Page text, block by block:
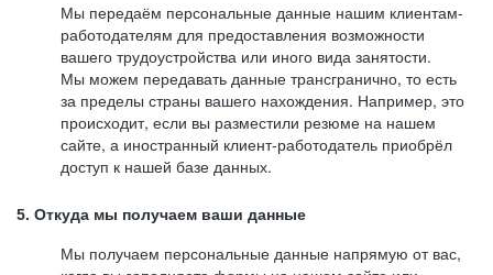
Мы передаём персональные данные нашим клиентам-
работодателям для предоставления возможности
вашего трудоустройства или иного вида занятости.
Мы можем передавать данные трансгранично, то есть
за пределы страны вашего нахождения. Например, это
происходит, если вы разместили резюме на нашем
сайте, а иностранный клиент-работодатель приобрёл
доступ к нашей базе данных.
5. Откуда мы получаем ваши данные
Мы получаем персональные данные напрямую от вас,